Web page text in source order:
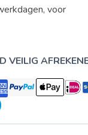
voor
VEILIG